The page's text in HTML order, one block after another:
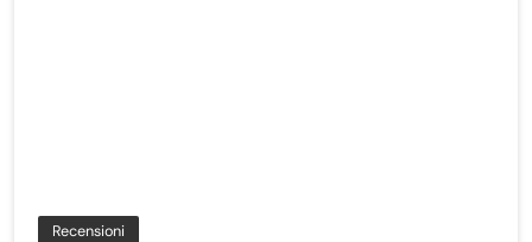
Recensioni